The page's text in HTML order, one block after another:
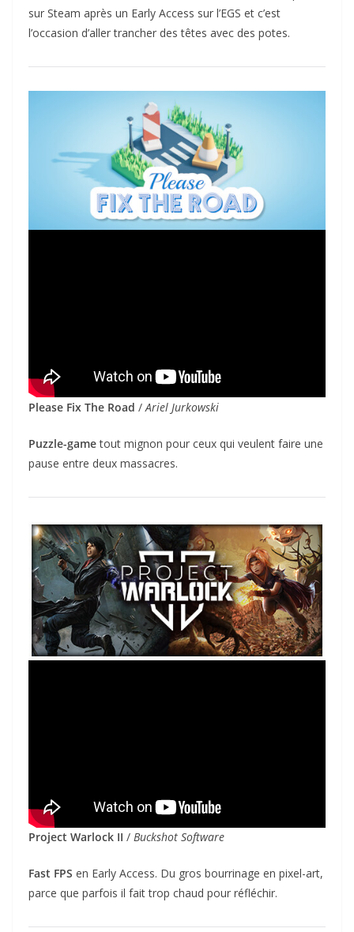
sur Steam après un Early Access sur l’EGS et c’est
l’occasion d’aller trancher des têtes avec des potes.
Please Fix The Road / Ariel Jurkowski
Puzzle-gametout mignon pour ceux qui veulent faire une
pause entre deux massacres.
Project Warlock II / Buckshot Software
Fast FPS en Early Access. Du gros bourrinage en pixel-art,
parce que parfois il fait trop chaud pour réfléchir.